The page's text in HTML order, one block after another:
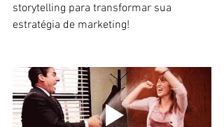
storytelling para transformar sua
estratégia de marketing!